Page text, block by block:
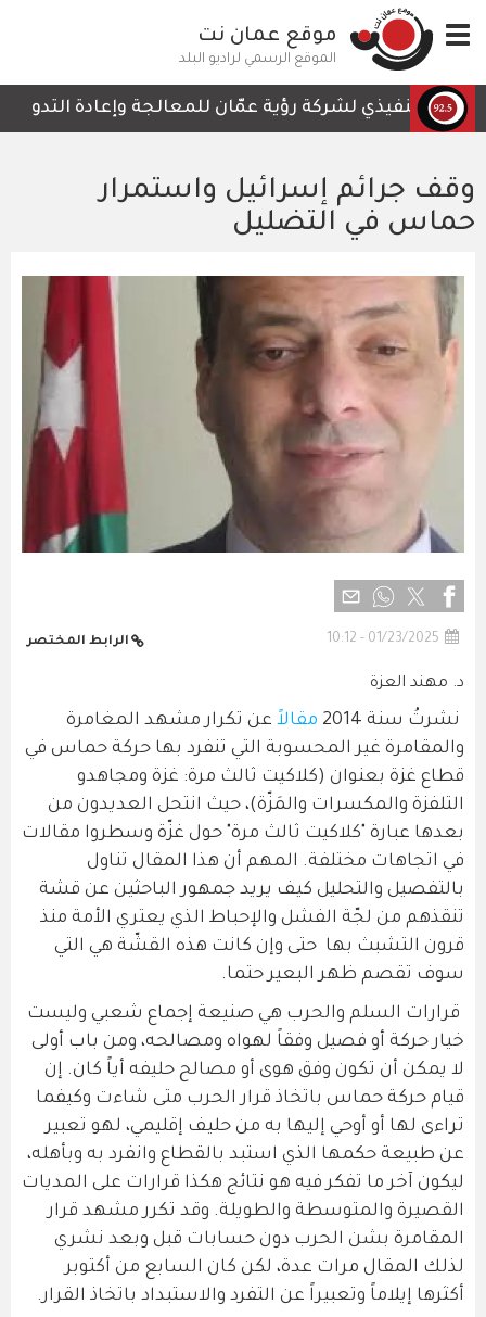
إلى
المحتوى
الرئيسي
Toggle
navigation
موقع عمان نت
الموقع الرسمي لراديو البلد
التنفيذي لشركة رؤية عمّان للمعالجة وإعادة التدوير،
وقف جرائم إسرائيل واستمرار
حماس في التضليل
01/23/2025 - 10:12 الرابط المختصر
د. مهند العزة
نشرتُ سنة 2014 مقالاً عن تكرار مشهد المغامرة
والمقامرة غير المحسوبة التي تنفرد بها حركة حماس في
قطاع غزة بعنوان (كلاكيت ثالث مرة: غزة ومجاهدو
التلفزة والمكسرات والمَزّة)، حيث انتحل العديدون من
بعدها عبارة "كلاكيت ثالث مرة" حول غزّة وسطروا مقالات
في اتجاهات مختلفة. المهم أن هذا المقال تناول
بالتفصيل والتحليل كيف يريد جمهور الباحثين عن قشة
تنقذهم من لجّة الفشل والإحباط الذي يعتري الأمة منذ
قرون التشبث بها حتى وإن كانت هذه القشّة هي التي
سوف تقصم ظهر البعير حتما.
قرارات السلم والحرب هي صنيعة إجماع شعبي وليست
خيار حركة أو فصيل وفقاً لهواه ومصالحه، ومن باب أولى
لا يمكن أن تكون وفق هوى أو مصالح حليفه أياً كان. إن
قيام حركة حماس باتخاذ قرار الحرب متى شاءت وكيفما
تراءى لها أو أوحي إليها به من حليف إقليمي، لهو تعبير
عن طبيعة حكمها الذي استبد بالقطاع وانفرد به وبأهله،
ليكون آخر ما تفكر فيه هو نتائج هكذا قرارات على المديات
القصيرة والمتوسطة والطويلة. وقد تكرر مشهد قرار
المقامرة بشن الحرب دون حسابات قبل وبعد نشري
لذلك المقال مرات عدة، لكن كان السابع من أكتوبر
أكثرها إيلاماً وتعبيراً عن التفرد والاستبداد باتخاذ القرار.